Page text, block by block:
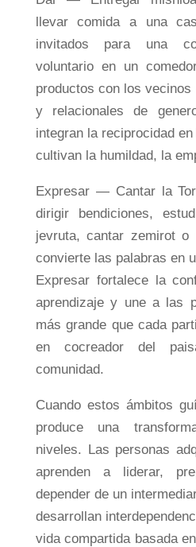
llevar comida a una
invitados para una
voluntario en un
productos con los
y relacionales de
integran la reciprocidad
cultivan la humildad, la
Expresar — ​​Cantar la
dirigir bendiciones,
jevruta, cantar zemirot o
convierte las palabras en
Expresar fortalece la
aprendizaje y une a las
más grande que cada
en cocreador del
comunidad.
Cuando estos ámbitos
produce una
niveles. Las personas
aprenden a liderar,
depender de un
desarrollan
vida compartida basada